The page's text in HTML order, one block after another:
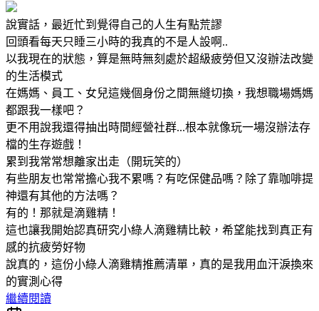
說實話，最近忙到覺得自己的人生有點荒謬
回頭看每天只睡三小時的我真的不是人設啊..
以我現在的狀態，算是無時無刻處於超級疲勞但又沒辦法改變
的生活模式
在媽媽、員工、女兒這幾個身份之間無縫切換，我想職場媽媽
都跟我一樣吧？
更不用說我還得抽出時間經營社群...根本就像玩一場沒辦法存
檔的生存遊戲！
累到我常常想離家出走（開玩笑的）
有些朋友也常常擔心我不累嗎？有吃保健品嗎？除了靠咖啡提
神還有其他的方法嗎？
有的！那就是滴雞精！
這也讓我開始認真研究小綠人滴雞精比較，希望能找到真正有
感的抗疲勞好物
說真的，這份小綠人滴雞精推薦清單，真的是我用血汗淚換來
的實測心得
繼續閱讀